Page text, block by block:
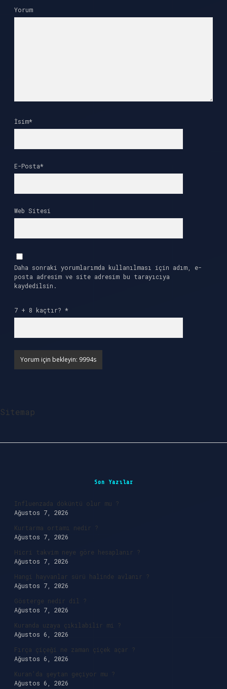
Yorum
İsim*
E-Posta*
Web Sitesi
Daha sonraki yorumlarımda kullanılması için adım, e-
posta adresim ve site adresim bu tarayıcıya
kaydedilsin.
7 + 8 kaçtır? *
Sitemap
Son Yazılar
Influenzada döküntü olur mu ?
Ağustos 7, 2026
Kurtarma ortamı nedir ?
Ağustos 7, 2026
Hicri takvim neye göre hesaplanır ?
Ağustos 7, 2026
Hangi hayvanlar sürü halinde avlanır ?
Ağustos 7, 2026
Gösterge nedir dil ?
Ağustos 7, 2026
Kuranda uzaya çıkılabilir mi ?
Ağustos 6, 2026
Fırça çiçeği ne zaman çiçek açar ?
Ağustos 6, 2026
Kuran’da şeytan geçiyor mu ?
Ağustos 6, 2026